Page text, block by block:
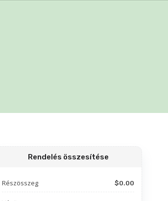
Rendelés összesítése
Részösszeg $0.00